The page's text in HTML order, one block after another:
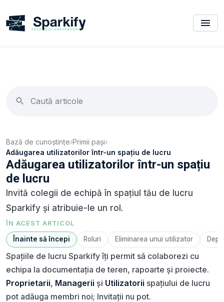
Bază de cunoștințe›Primii pași›
Adăugarea utilizatorilor într-un spațiu de lucru
Adăugarea utilizatorilor într-un spațiu
de lucru
Invită colegii de echipă în spațiul tău de lucru
Sparkify și atribuie-le un rol.
ÎN ACEST ARTICOL
Înainte să începi Roluri Eliminarea unui utilizator
Spațiile de lucru Sparkify îți permit să colaborezi cu
echipa la documentația de teren, rapoarte și proiecte.
Proprietarii, Managerii și Utilizatorii spațiului de lucru
pot adăuga membri noi; Invitații nu pot.